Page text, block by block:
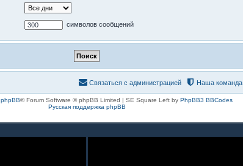
символов сообщений
Наша команда
Связаться с администрацией
phpBB® Forum Software © phpBB Limited | SE Square Left by PhpBB3 BBCodes
Русская поддержка phpBB